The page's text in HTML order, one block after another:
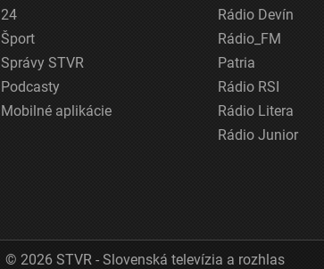
24
Šport
Správy STVR
Podcasty
Mobilné aplikácie
Rádio Devín
Rádio_FM
Patria
Rádio RSI
Rádio Litera
Rádio Junior
© 2026 STVR - Slovenská televízia a rozhlas